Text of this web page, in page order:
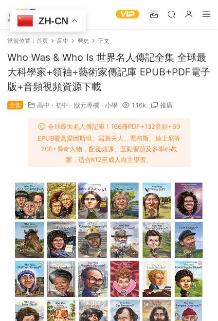
當前位置： 首頁 高中 曆史 正文
Who Was & Who Is 世界名人傳記全集 全球最
大科學家+領袖+藝術家傳記庫 EPUB+PDF電子
版+音頻視頻資源下載
全套 高中 · 初中 · 狀元專欄 · 小學 1.16k 推廣
全球最大名人傳記庫！166冊PDF+132音頻+69
EPUB覆蓋愛因斯坦、居裏夫人、喬布斯、迪士尼等
200+傳奇人物，配視頻課、互動習題及多學科教
案，适合K12至成人自主學習。
ZH-CN